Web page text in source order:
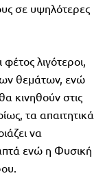
σε υψηλότερες
λιγότεροι,
θεμάτων, ενώ
κινηθούν στις
τα απαιτητικά
να
ενώ η Φυσική